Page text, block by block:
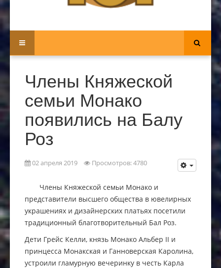
Члены Княжеской
семьи Монако
появились на Балу
Роз
02 апреля 2019 Просмотров: 4780
Члены Княжеской семьи Монако и
представители высшего общества в ювелирных
украшениях и дизайнерских платьях посетили
традиционный благотворительный Бал Роз.
Дети Грейс Келли, князь Монако Альбер II и
принцесса Монакская и Ганноверская Каролина,
устроили гламурную вечеринку в честь Карла